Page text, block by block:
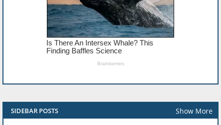
SIDEBAR POSTS Show More